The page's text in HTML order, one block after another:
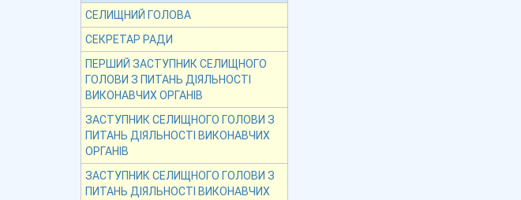
СЕЛИЩНИЙ ГОЛОВА
СЕКРЕТАР РАДИ
ПЕРШИЙ ЗАСТУПНИК СЕЛИЩНОГО
ГОЛОВИ З ПИТАНЬ ДІЯЛЬНОСТІ
ВИКОНАВЧИХ ОРГАНІВ
ЗАСТУПНИК СЕЛИЩНОГО ГОЛОВИ З
ПИТАНЬ ДІЯЛЬНОСТІ ВИКОНАВЧИХ
ОРГАНІВ
ЗАСТУПНИК СЕЛИЩНОГО ГОЛОВИ З
ПИТАНЬ ДІЯЛЬНОСТІ ВИКОНАВЧИХ